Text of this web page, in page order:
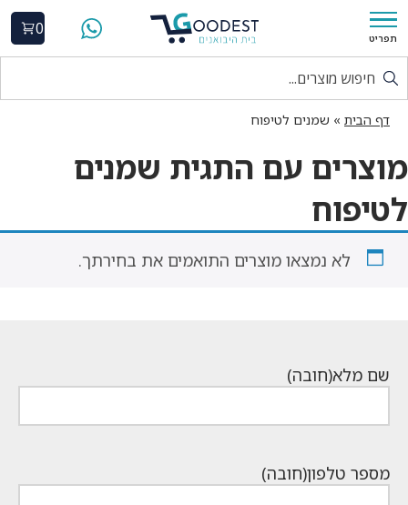
תפריט
0
דף הבית » שמנים לטיפוח
מוצרים עם התגית שמנים
לטיפוח
לא נמצאו מוצרים התואמים את בחירתך.
שם מלא(חובה)
מספר טלפון(חובה)